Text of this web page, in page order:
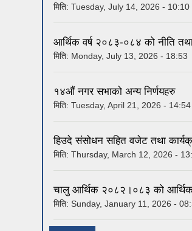
मिति: Tuesday, July 14, 2026 - 10:10
आर्थिक वर्ष २०८३-०८४ को नीति
मिति: Monday, July 13, 2026 - 18:53
१४औं नगर सभाको अन्य निर्णयहरु
मिति: Tuesday, April 21, 2026 - 14:54
हिउदे संसोधन सहित वजेट तथा
मिति: Thursday, March 12, 2026 -
चालु आर्थिक २०८२।०८३ को आर्थिक
मिति: Sunday, January 11, 2026 -